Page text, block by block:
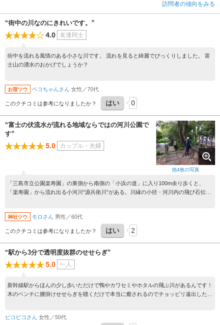
訪問者の傾向をみる
“街中の川なのにきれいです。”
4.0 友達同士
街中を流れる風情のある小さな川です。 流れを見ると綺麗でびっくりしました。 富
士山の湧水のおかげでしょうか？
お宿ツウ ペコちゃんさん 女性／70代
このクチコミは参考になりましたか？ はい 0
他4枚の写真
“富士の伏流水が流れる地域ならではの河川公園で
す”
5.0 カップル・夫婦
「三島市立公園楽寿園」の東側から南側の「小浜の道」に入り100m余り歩くと、
「楽寿園」から流れ出る小河川“源兵衛川”がある。川縁の小径・河川内の飛び石伝い
前訪れた楽寿園の池は干上がり、小川の流量も少なかったが、源兵衛川の流量は非常
に多かった。楽寿園の池も満水になっているのかと想像した。樹木で日差しも遮られ
て、涼しい、快適な遊歩道であった。街の中心地とは到底思えないような閑静な雰囲
神社ツウ モロさん 男性／60代
このクチコミは参考になりましたか？ はい 2
“駅から3分で透明度抜群のせせらぎ”
5.0 一人
新幹線駅からほんの少し歩いただけで鴨やカワセミやホタルの飛ぶ川があるんです！
木のベンチに腰掛けせせらぎを聴くだけで本当に癒されるのでチョッピリ遠出したい
ピコピコさん 女性／50代